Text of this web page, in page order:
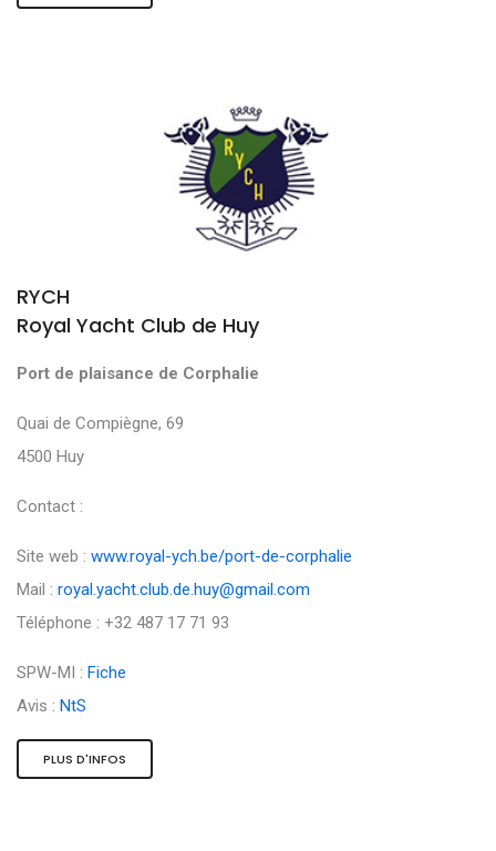
RYCH
Royal Yacht Club de Huy
Port de plaisance de Corphalie
Quai de Compiègne, 69
4500 Huy
Contact :
Site web : www.royal-ych.be/port-de-corphalie
Mail : royal.yacht.club.de.huy@gmail.com
Téléphone : +32 487 17 71 93
SPW-MI : Fiche
Avis : NtS
PLUS D'INFOS